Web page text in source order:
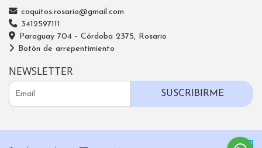
coquitos.rosario@gmail.com
3412597111
Paraguay 704 - Córdoba 2375, Rosario
Botón de arrepentimiento
NEWSLETTER
SUSCRIBIRME